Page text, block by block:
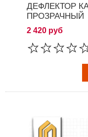
ДЕФЛЕКТОР
ПРОЗРАЧНЫЙ
2 420 руб